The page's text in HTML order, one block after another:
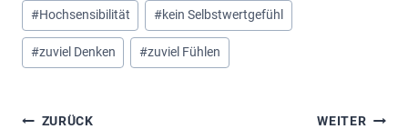
#Hochsensibilität #kein Selbstwertgefühl
#zuviel Denken #zuviel Fühlen
ZURÜCK WEITER